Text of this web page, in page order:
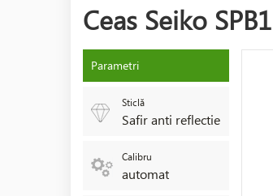
Ceas Seiko
Parametri
Sticlă
Safir anti reflectie
Calibru
automat